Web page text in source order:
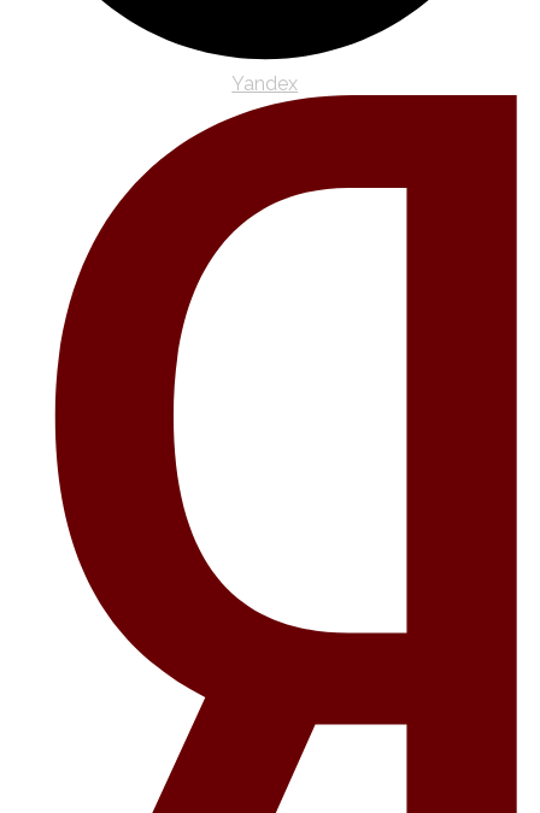
Yandex